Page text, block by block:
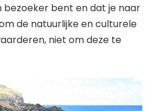
bent en dat je naar
de natuurlijke en culturele
niet om deze te